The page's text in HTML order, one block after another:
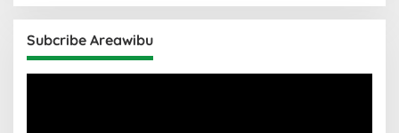
Subcribe Areawibu